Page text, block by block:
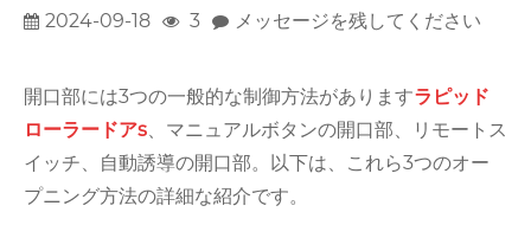
2024-09-18 3 メッセージを残してください
開口部には3つの一般的な制御方法がありますラピッド
ローラードアs、マニュアルボタンの開口部、リモートス
イッチ、自動誘導の開口部。以下は、これら3つのオー
プニング方法の詳細な紹介です。